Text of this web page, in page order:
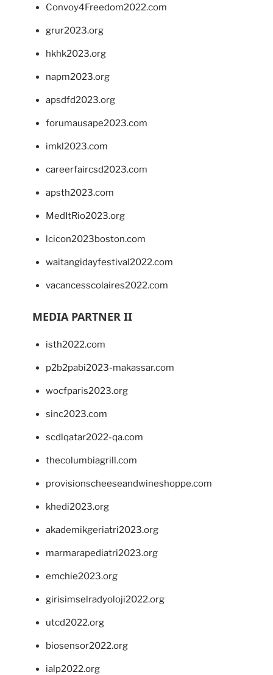
Convoy4Freedom2022.com
grur2023.org
hkhk2023.org
napm2023.org
apsdfd2023.org
forumausape2023.com
imkl2023.com
careerfaircsd2023.com
apsth2023.com
MedItRio2023.org
lcicon2023boston.com
waitangidayfestival2022.com
vacancesscolaires2022.com
MEDIA PARTNER II
isth2022.com
p2b2pabi2023-makassar.com
wocfparis2023.org
sinc2023.com
scdlqatar2022-qa.com
thecolumbiagrill.com
provisionscheeseandwineshoppe.com
khedi2023.org
akademikgeriatri2023.org
marmarapediatri2023.org
emchie2023.org
girisimselradyoloji2022.org
utcd2022.org
biosensor2022.org
ialp2022.org